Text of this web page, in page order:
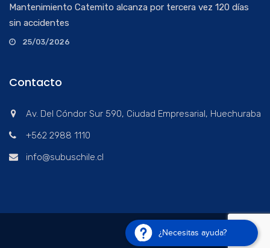
Mantenimiento Catemito alcanza por tercera vez 120 días
sin accidentes
25/03/2026
Contacto
Av. Del Cóndor Sur 590, Ciudad Empresarial, Huechuraba
+562 2988 1110
info@subuschile.cl